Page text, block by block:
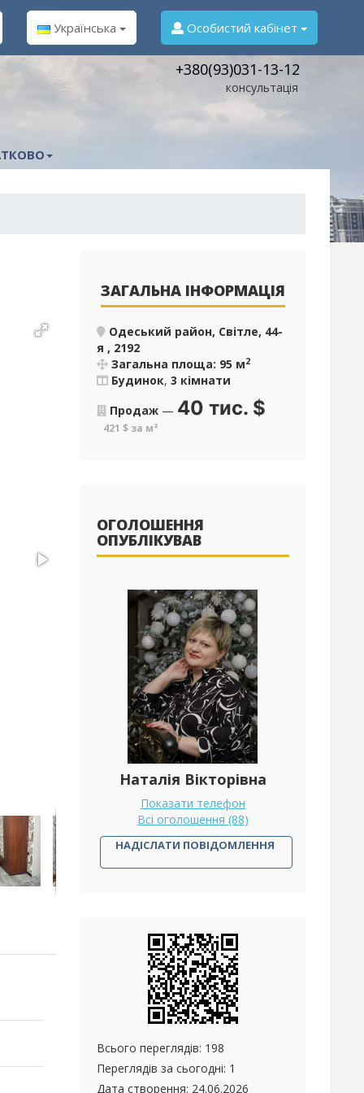
Українська Особистий кабінет
+380(93)031-13-12
консультація
ЗАГАЛЬНА ІНФОРМАЦІЯ
Одеський район, Світле, 44-
я , 2192
Загальна площа: 95 м2
Будинок, 3 кімнати
Продаж— 40 тис. $
421 $ за м²
ОГОЛОШЕННЯ
ОПУБЛІКУВАВ
Наталія Вікторівна
Показати телефон
Всі оголошення (88)
НАДІСЛАТИ ПОВІДОМЛЕННЯ
Всього переглядів: 198
Переглядів за сьогодні: 1
Дата створення: 24.06.2026